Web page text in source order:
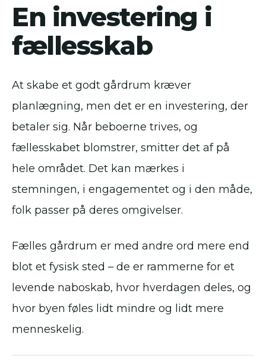
En investering i
fællesskab
At skabe et godt gårdrum kræver
planlægning, men det er en investering, der
betaler sig. Når beboerne trives, og
fællesskabet blomstrer, smitter det af på
hele området. Det kan mærkes i
stemningen, i engagementet og i den måde,
folk passer på deres omgivelser.
Fælles gårdrum er med andre ord mere end
blot et fysisk sted – de er rammerne for et
levende naboskab, hvor hverdagen deles, og
hvor byen føles lidt mindre og lidt mere
menneskelig.